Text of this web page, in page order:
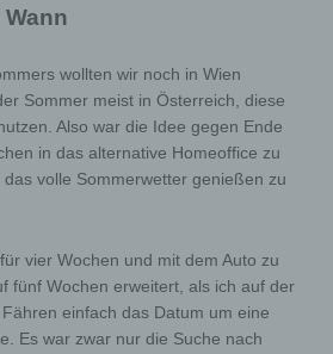
wollten wir noch in Wien
Sommer meist in Österreich, diese
Also war die Idee gegen Ende
in das alternative Homeoffice zu
volle Sommerwetter genießen zu
vier Wochen und mit dem Auto zu
fünf Wochen erweitert, als ich auf der
einfach das Datum um eine
Es war zwar nur die Suche nach